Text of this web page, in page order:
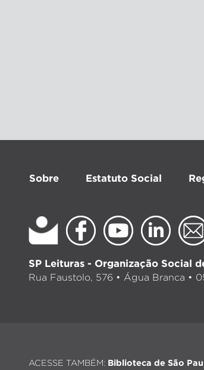
Sobre Estatuto Social
SP Leituras - Organização Social
Rua Faustolo, 576 • Água Branca •
ACESSE TAMBÉM: Biblioteca de São